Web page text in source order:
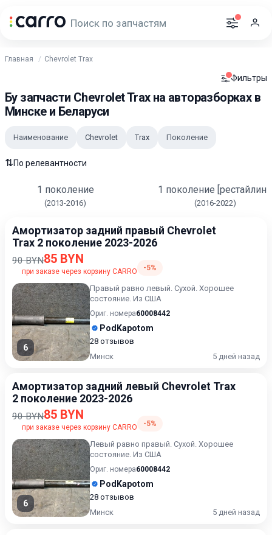
Главная Chevrolet Trax
Фильтры
Бу запчасти Chevrolet Trax на авторазборках в
Минске и Беларуси
Наименование Chevrolet Trax Поколение
⇅По релевантности
1 поколение
(2013-2016)
1 поколение
(2016-2022)
Амортизатор задний правый Chevrolet
Trax 2 поколение 2023-2026
90 BYN85 BYN
при заказе через корзину CARRO -5%
6
Правый равно левый. Сухой. Хорошее
состояние. Из США
Ориг. номера60008442
PodKapotom
28 отзывов
Минск
5 дней назад
Амортизатор задний левый Chevrolet Trax
2 поколение 2023-2026
90 BYN85 BYN
при заказе через корзину CARRO -5%
6
Левый равно правый. Сухой. Хорошее
состояние. Из США
Ориг. номера60008442
PodKapotom
28 отзывов
Минск
5 дней назад